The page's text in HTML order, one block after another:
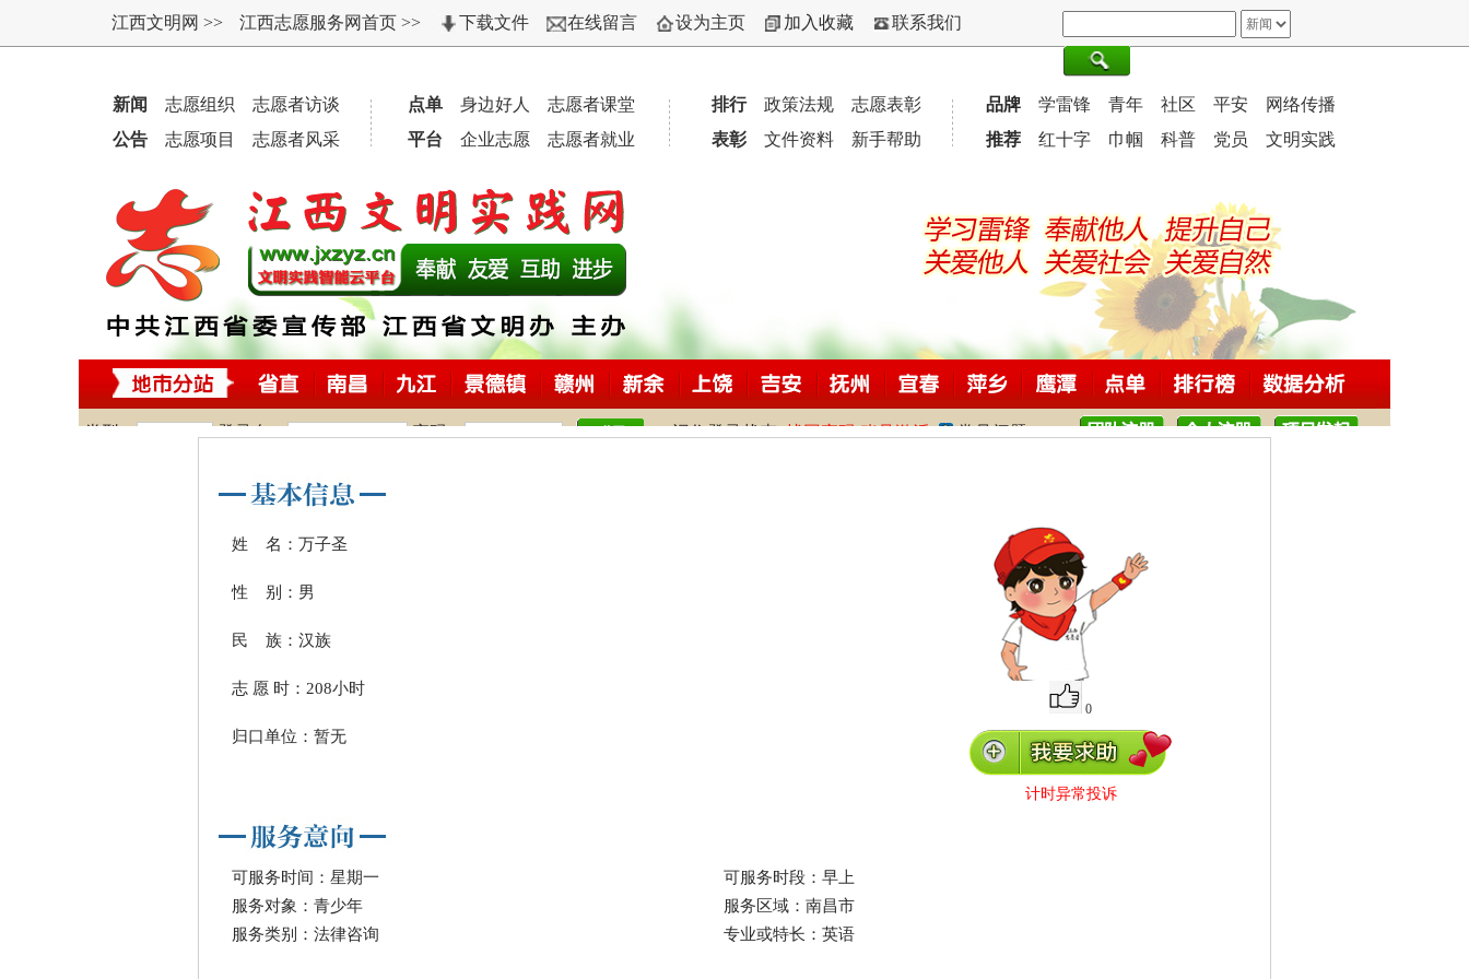
姓 名：万子圣
0
计时异常投诉
性 别：男
民 族：汉族
志 愿 时：208小时
归口单位：暂无
可服务时间：星期一
可服务时段：早上
服务对象：青少年
服务区域：南昌市
服务类别：法律咨询
专业或特长：英语